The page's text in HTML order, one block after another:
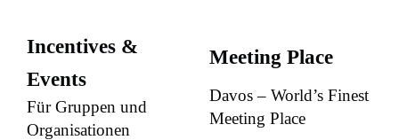
Incentives &
Events
Für Gruppen und
Organisationen
Meeting Place
Davos – World’s Finest
Meeting Place